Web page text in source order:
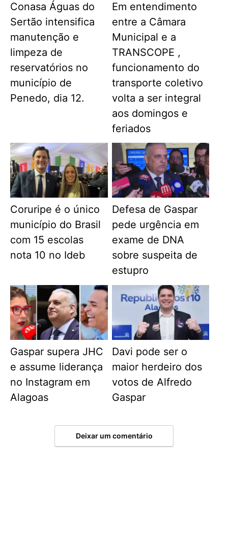
Conasa Águas do
Sertão intensifica
manutenção e
limpeza de
reservatórios no
município de
Penedo, dia 12.
Em entendimento
entre a Câmara
Municipal e a
TRANSCOPE ,
funcionamento do
transporte coletivo
volta a ser integral
aos domingos e
feriados
Coruripe é o único
município do Brasil
com 15 escolas
nota 10 no Ideb
Defesa de Gaspar
pede urgência em
exame de DNA
sobre suspeita de
estupro
Gaspar supera JHC
e assume liderança
no Instagram em
Alagoas
Davi pode ser o
maior herdeiro dos
votos de Alfredo
Gaspar
Deixar um comentário